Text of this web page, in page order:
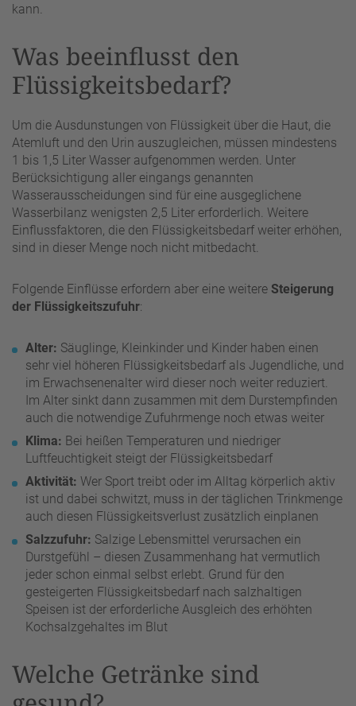
kann.
Was beeinflusst den
Flüssigkeitsbedarf?
Um die Ausdunstungen von Flüssigkeit über die Haut, die
Atemluft und den Urin auszugleichen, müssen mindestens
1 bis 1,5 Liter Wasser aufgenommen werden. Unter
Berücksichtigung aller eingangs genannten
Wasserausscheidungen sind für eine ausgeglichene
Wasserbilanz wenigsten 2,5 Liter erforderlich. Weitere
Einflussfaktoren, die den Flüssigkeitsbedarf weiter erhöhen,
sind in dieser Menge noch nicht mitbedacht.
Folgende Einflüsse erfordern aber eine weitere Steigerung
der Flüssigkeitszufuhr:
Alter: Säuglinge, Kleinkinder und Kinder haben einen
sehr viel höheren Flüssigkeitsbedarf als Jugendliche, und
im Erwachsenenalter wird dieser noch weiter reduziert.
Im Alter sinkt dann zusammen mit dem Durstempfinden
auch die notwendige Zufuhrmenge noch etwas weiter
Klima: Bei heißen Temperaturen und niedriger
Luftfeuchtigkeit steigt der Flüssigkeitsbedarf
Aktivität: Wer Sport treibt oder im Alltag körperlich aktiv
ist und dabei schwitzt, muss in der täglichen Trinkmenge
auch diesen Flüssigkeitsverlust zusätzlich einplanen
Salzzufuhr: Salzige Lebensmittel verursachen ein
Durstgefühl – diesen Zusammenhang hat vermutlich
jeder schon einmal selbst erlebt. Grund für den
gesteigerten Flüssigkeitsbedarf nach salzhaltigen
Speisen ist der erforderliche Ausgleich des erhöhten
Kochsalzgehaltes im Blut
Welche Getränke sind